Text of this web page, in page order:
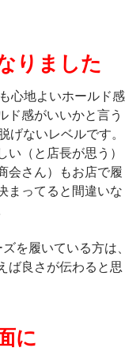
りました
心地よいホールド感
ド感がいいかと言う
げないレベルです。
（と店長が思う）
会さん）もお店で履
まってると間違いな
を履いている方は、
ば良さが伝わると思
に